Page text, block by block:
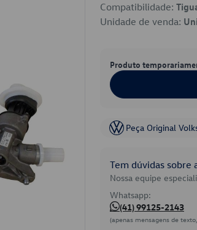
Compatibilidade:
Unidade de venda:
Produto
Peça Original
Tem dúvidas
Nossa equipe
Whatsapp:
(41) 99125-2143
(apenas mensagens de